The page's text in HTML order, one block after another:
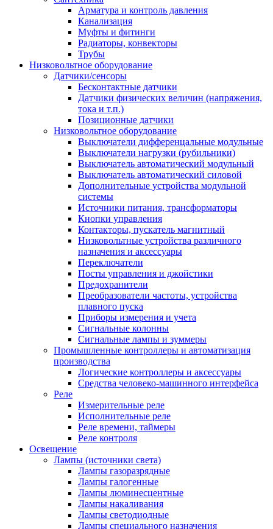
Арматура и контроль давления
Канализация
Муфты и фитинги
Радиаторы, конвекторы
Трубы
Низковольтное оборудование
Датчики/сенсоры
Бесконтактные датчики
Датчики физических величин (напряжения,
тока и т.п.)
Позиционные датчики
Низковольтное оборудование
Выключатели дифференцальные модульные
Выключатели нагрузки (рубильники)
Выключатель автоматический модульный
Выключатель автоматический силовой
Дополнительные устройства модульной
системы
Источники питания, трансформаторы
Кнопки управления
Контакторы, пускатель магнитный
Низковольтные устройства различного
назначения и аксессуары
Переключатели
Посты управления и джойстики
Предохранители
Преобразователи частоты, устройства
плавного пуска
Приборы измерения и учета
Сигнальные колонны
Сигнальные лампы и зуммеры
Промышленные контроллеры и автоматизация
производства
Логические контроллеры и аксессуары
Средства человеко-машинного интерфейса
Реле
Измерительные реле
Исполнительные реле
Реле времени, таймеры
Реле контроля
Освещение
Лампы (источники света)
Лампы газоразрядные
Лампы галогенные
Лампы люминесцентные
Лампы накаливания
Лампы светодиодные
Лампы специального назначения